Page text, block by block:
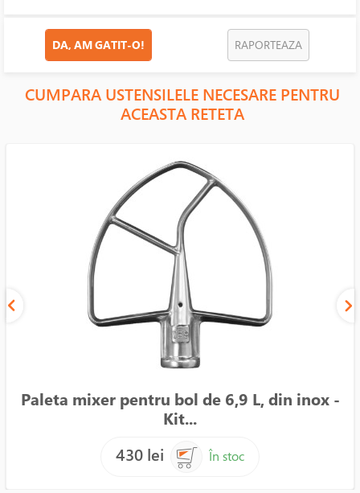
DA, AM GATIT-O! RAPORTEAZA
CUMPARA USTENSILELE NECESARE PENTRU
ACEASTA RETETA
Paleta mixer pentru bol de 6,9 L, din inox -
Kit...
430 lei
În stoc